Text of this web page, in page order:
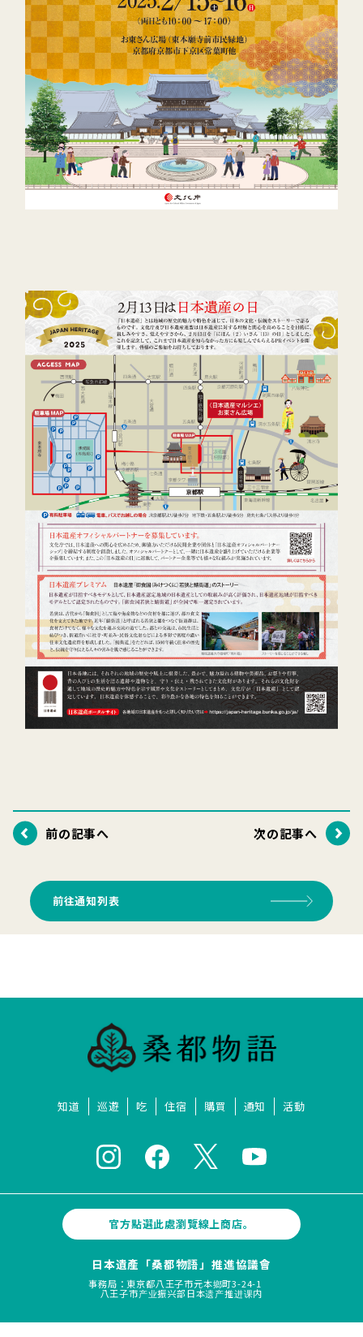
前の記事へ 次の記事へ
前往通知列表
知道 巡遊 吃 住宿 購買 通知 活動
官方點選此處瀏覽線上商店。
日本遺產「桑都物語」推進協議會
事務局：東京都八王子市元本鄉町3-24-1
八王子市产业振兴部日本遗产推进课内